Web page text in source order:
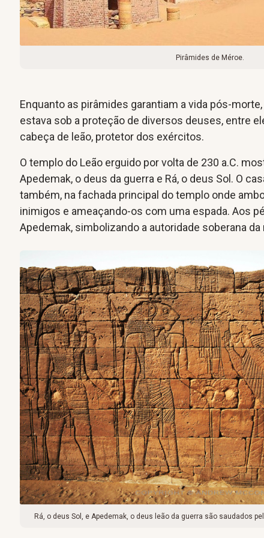
Pirâmides de Méroe.
Enquanto as pirâmides garantiam a vida pós-
estava sob a proteção de diversos deuses, entre
cabeça de leão, protetor dos exércitos.
O templo do Leão erguido por volta de 230 a.C.
Apedemak, o deus da guerra e Rá, o deus Sol. O
também, na fachada principal do templo onde
inimigos e ameaçando-os com uma espada. Aos
Apedemak, simbolizando a autoridade soberana da
Rá, o deus Sol, e Apedemak, o deus leão da guerra são saudados